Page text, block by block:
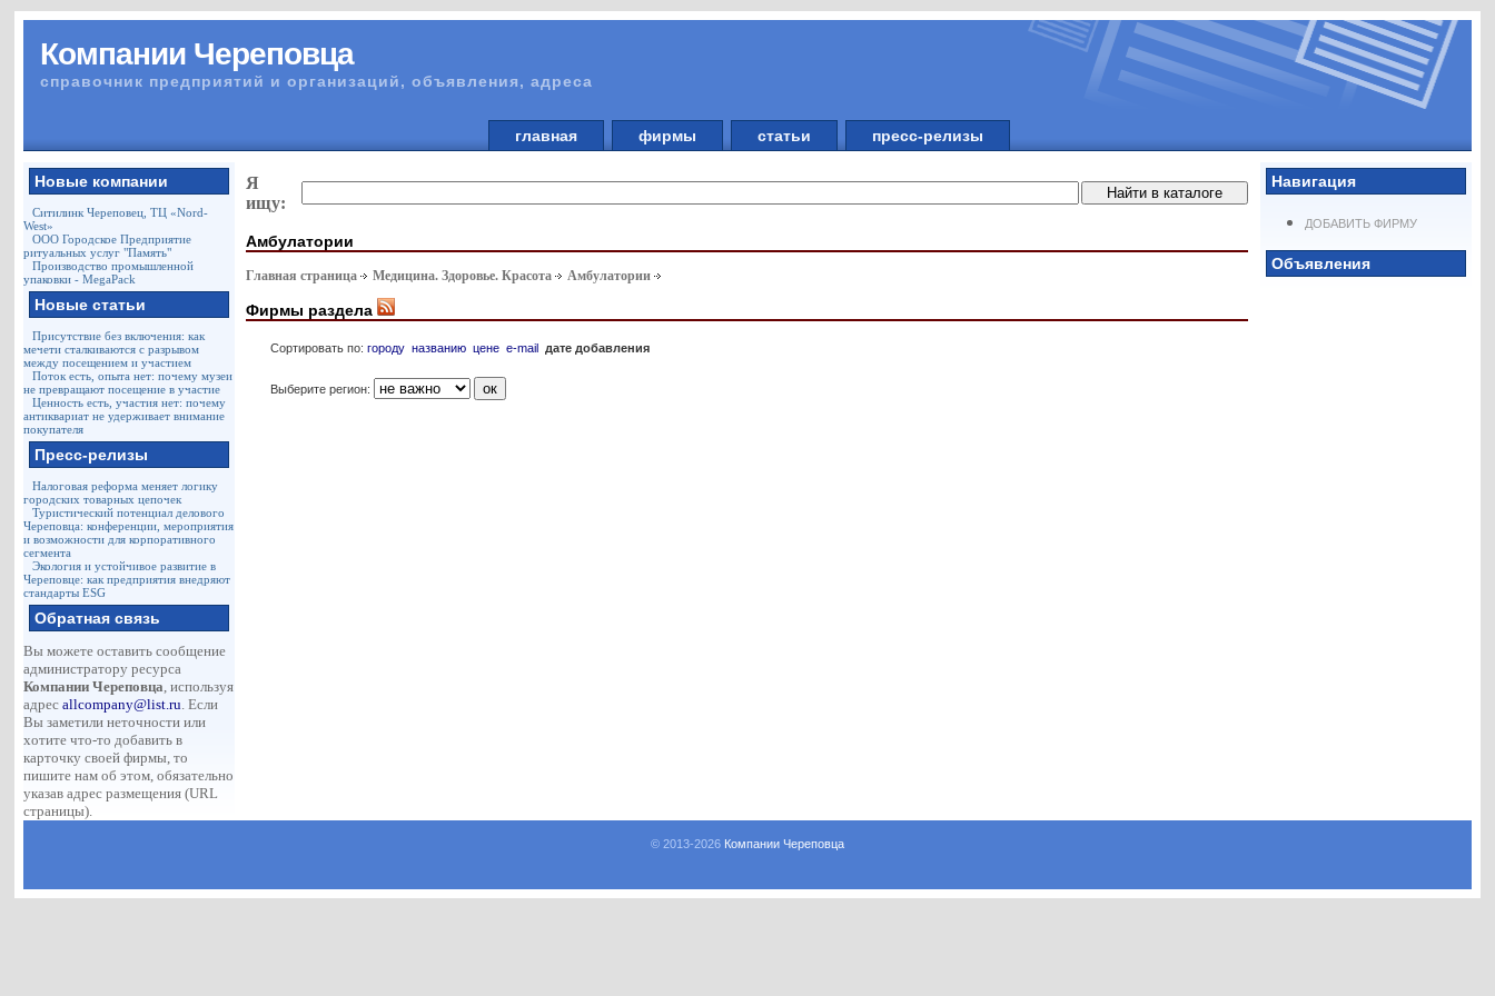
Компании Череповца
справочник предприятий и организаций, объявления, адреса
главная фирмы статьи пресс-релизы
Новые компании
Ситилинк Череповец, ТЦ «Nord-
West»
ООО Городское Предприятие
ритуальных услуг "Память"
Производство промышленной
упаковки - MegaPack
Новые статьи
Присутствие без включения: как
мечети сталкиваются с разрывом
между посещением и участием
Поток есть, опыта нет: почему музеи
не превращают посещение в участие
Ценность есть, участия нет: почему
антиквариат не удерживает внимание
покупателя
Пресс-релизы
Налоговая реформа меняет логику
городских товарных цепочек
Туристический потенциал делового
Череповца: конференции, мероприятия
и возможности для корпоративного
сегмента
Экология и устойчивое развитие в
Череповце: как предприятия внедряют
стандарты ESG
Обратная связь
Вы можете оставить сообщение
администратору ресурса
Компании Череповца, используя
адресallcompany@list.ru. Если
Вы заметили неточности или
хотите что-то добавить в
карточку своей фирмы, то
пишите нам об этом, обязательно
указав адрес размещения (URL
страницы).
Навигация
ДОБАВИТЬ ФИРМУ
Объявления
Я
ищу:
Амбулатории
Главная страница Медицина. Здоровье. Красота Амбулатории
Фирмы раздела
Сортировать по:городу названию цене e-mail дате добавления
Выберите регион:
© 2013-2026 Компании Череповца